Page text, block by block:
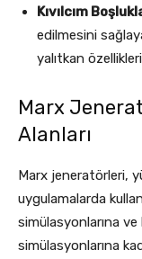
Kıvılcım
edilmesini
yalıtkan
Marx
Alanları
Marx jeneratörleri,
uygulamalarda
simülasyonlarına
simülasyonlarına